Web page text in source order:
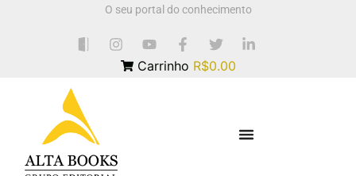
O seu portal do conhecimento
Carrinho R$0.00